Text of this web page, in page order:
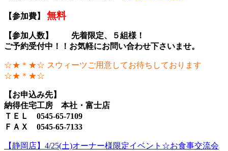
【参加費】 無料
【参加人数】 先着限定、５組様！
ご予約受付中！！お気軽にお問い合わせ下さいませ。
☆★＊★☆ スウィーツご用意してお待ちしております
☆★＊★☆
【お申込み先】
納得住宅工房 本社・富士店
ＴＥＬ 0545-65-7109
ＦＡＸ 0545-65-7133
【静岡店】4/25(土)オーナー様限定イベント☆お食事交流会